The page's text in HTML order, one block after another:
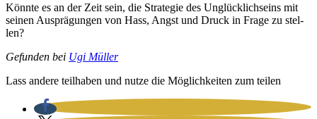
Könn­te es an der Zeit sein, die Stra­te­gie des Unglück­lich­seins mit
sei­nen Aus­prä­gun­gen von Hass, Angst und Druck in Fra­ge zu stel­
len?
Gefun­den bei Ugi Mül­ler
Lass ande­re teil­ha­ben und nut­ze die Mög­lich­kei­ten zum tei­len